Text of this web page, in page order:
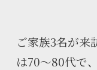
ご家族3名が来
は70〜80代で